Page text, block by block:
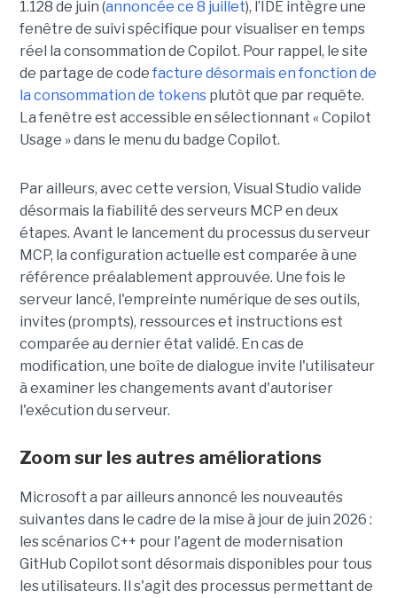
1.128 de juin (annoncée ce 8 juillet), l’IDE intègre une
fenêtre de suivi spécifique pour visualiser en temps
réel la consommation de Copilot. Pour rappel, le site
de partage de code facture désormais en fonction de
la consommation de tokens plutôt que par requête.
La fenêtre est accessible en sélectionnant « Copilot
Usage » dans le menu du badge Copilot.
Par ailleurs, avec cette version, Visual Studio valide
désormais la fiabilité des serveurs MCP en deux
étapes. Avant le lancement du processus du serveur
MCP, la configuration actuelle est comparée à une
référence préalablement approuvée. Une fois le
serveur lancé, l'empreinte numérique de ses outils,
invites (prompts), ressources et instructions est
comparée au dernier état validé. En cas de
modification, une boîte de dialogue invite l'utilisateur
à examiner les changements avant d'autoriser
l'exécution du serveur.
Zoom sur les autres améliorations
Microsoft a par ailleurs annoncé les nouveautés
suivantes dans le cadre de la mise à jour de juin 2026 :
les scénarios C++ pour l'agent de modernisation
GitHub Copilot sont désormais disponibles pour tous
les utilisateurs. Il s'agit des processus permettant de